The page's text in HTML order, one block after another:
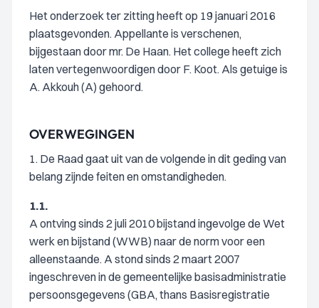
Het onderzoek ter zitting heeft op 19 januari 2016
plaatsgevonden. Appellante is verschenen,
bijgestaan door mr. De Haan. Het college heeft zich
laten vertegenwoordigen door F. Koot. Als getuige is
A. Akkouh (A) gehoord.
OVERWEGINGEN
1. De Raad gaat uit van de volgende in dit geding van
belang zijnde feiten en omstandigheden.
1.1.
A ontving sinds 2 juli 2010 bijstand ingevolge de Wet
werk en bijstand (WWB) naar de norm voor een
alleenstaande. A stond sinds 2 maart 2007
ingeschreven in de gemeentelijke basisadministratie
persoonsgegevens (GBA, thans Basisregistratie